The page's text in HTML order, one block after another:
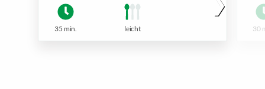
35 min. leicht 30